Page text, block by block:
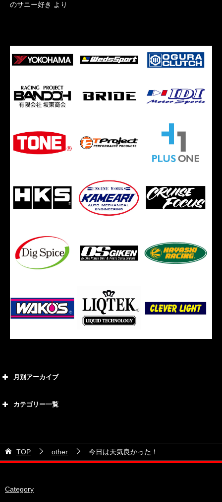
のサニー好き より
月別アーカイブ
2026年5月
2026年4月
2026年2月
カテゴリー一覧
21号車
28号車
TOP other 今日は天気良かった！
Category